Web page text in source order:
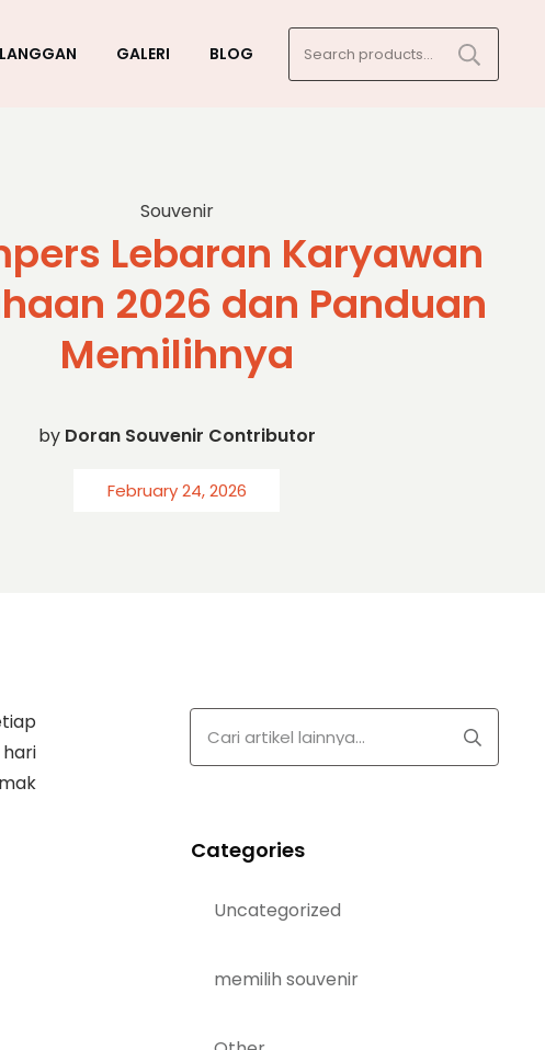
GALERI BLOG
for:
Souvenir
Lebaran Karyawan
2026 dan Panduan
Memilihnya
by Doran Souvenir Contributor
February 24, 2026
Categories
Uncategorized
memilih souvenir